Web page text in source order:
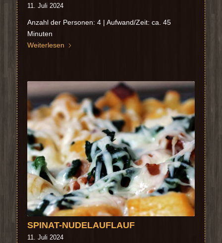
11. Juli 2024
Anzahl der Personen: 4 | Aufwand/Zeit: ca. 45
Minuten
Weiterlesen
SPINAT-NUDELAUFLAUF
11. Juli 2024